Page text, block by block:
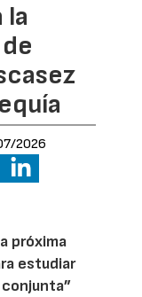
la
2026
próxima
estudiar